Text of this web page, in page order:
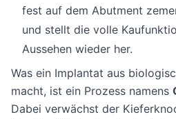
fest auf dem Abutment
und stellt die volle
Aussehen wieder her.
Was ein Implantat aus
macht, ist ein Prozess namens
Dabei verwächst der